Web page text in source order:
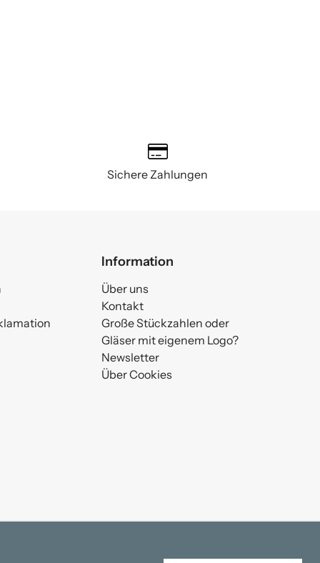
Sichere Zahlungen
Information
Über uns
Kontakt
Große Stückzahlen oder
Gläser mit eigenem Logo?
Newsletter
Über Cookies